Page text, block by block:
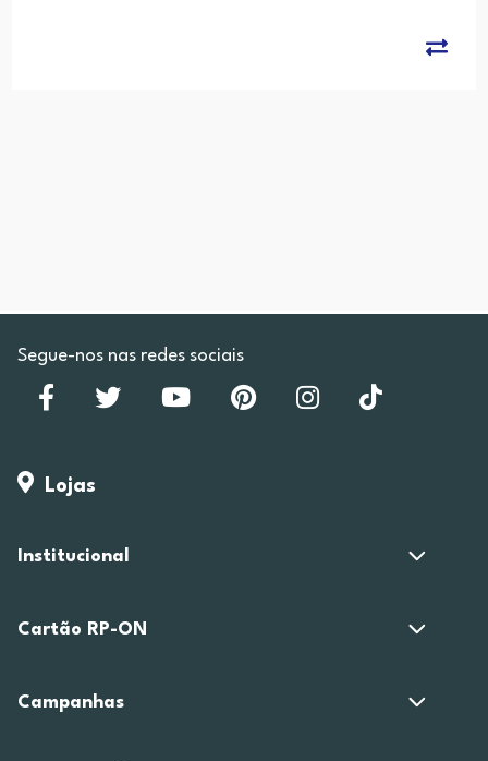
Segue-nos nas redes sociais
Lojas
Institucional
Cartão RP-ON
Campanhas